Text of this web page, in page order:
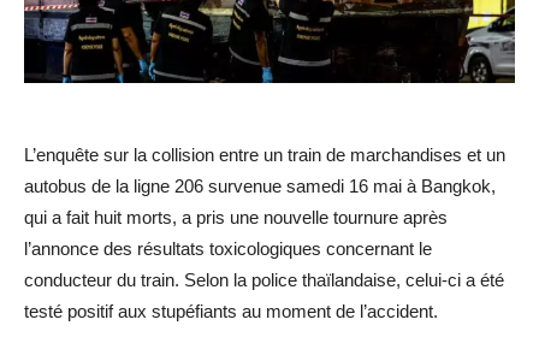
L’enquête sur la collision entre un train de marchandises et un
autobus de la ligne 206 survenue samedi 16 mai à Bangkok,
qui a fait huit morts, a pris une nouvelle tournure après
l’annonce des résultats toxicologiques concernant le
conducteur du train. Selon la police thaïlandaise, celui-ci a été
testé positif aux stupéfiants au moment de l’accident.